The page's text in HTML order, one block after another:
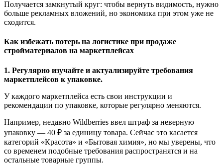
Получается замкнутый круг: чтобы вернуть видимость, нужно
больше рекламных вложений, но экономика при этом уже не
сходится.
Как избежать потерь на логистике при продаже
стройматериалов на маркетплейсах
1. Регулярно изучайте и актуализируйте требования
маркетплейсов к упаковке.
У каждого маркетплейса есть свои инструкции и
рекомендации по упаковке, которые регулярно меняются.
Например, недавно Wildberries ввел штраф за неверную
упаковку — 40 ₽ за единицу товара. Сейчас это касается
категорий «Красота» и «Бытовая химия», но мы уверены, что
со временем подобные требования распространятся и на
остальные товарные группы.